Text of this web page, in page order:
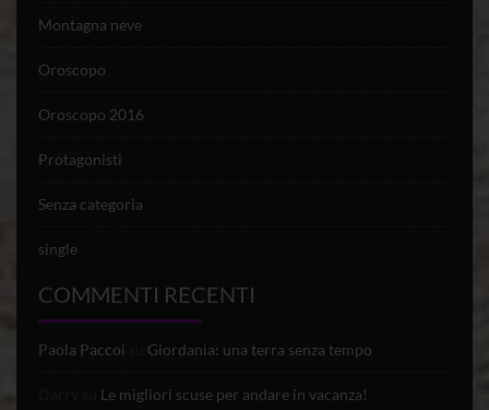
Montagna neve
Oroscopo
Oroscopo 2016
Protagonisti
Senza categoria
single
COMMENTI RECENTI
Paola Paccoi Giordania: una terra senza tempo
Le migliori scuse per andare in vacanza!